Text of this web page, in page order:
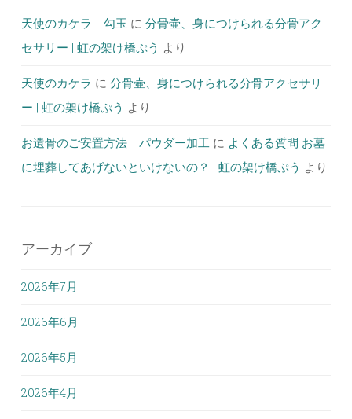
天使のカケラ 勾玉 に 分骨壷、身につけられる分骨アク
セサリー | 虹の架け橋ぷう より
天使のカケラ に 分骨壷、身につけられる分骨アクセサリ
ー | 虹の架け橋ぷう より
お遺骨のご安置方法 パウダー加工 に よくある質問 お墓
に埋葬してあげないといけないの？ | 虹の架け橋ぷう より
アーカイブ
2026年7月
2026年6月
2026年5月
2026年4月